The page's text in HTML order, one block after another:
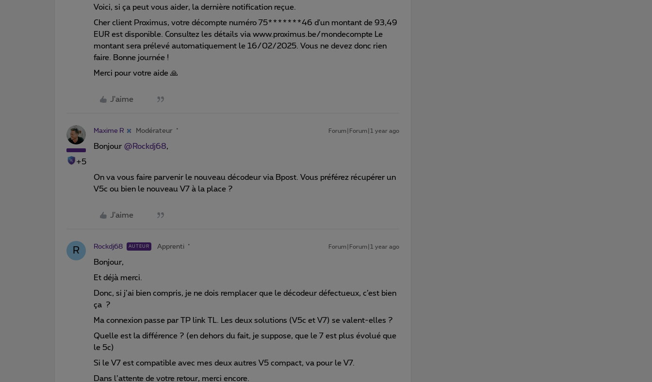
Voici, si ça peut vous aider, la dernière notification reçue.
Cher client Proximus, votre décompte numéro 75*******46 d'un montant de 93,49
EUR est disponible. Consultez les détails via www.proximus.be/mondecompte Le
montant sera prélevé automatiquement le 16/02/2025. Vous ne devez donc rien
faire. Bonne journée !
Merci pour votre aide 🙏
J'aime
+5
Maxime R Modérateur Forum|Forum|1 year ago
Bonjour ​ @Rockdj68,
On va vous faire parvenir le nouveau décodeur via Bpost. Vous préférez récupérer un
V5c ou bien le nouveau V7 à la place ?
J'aime
R Rockdj68 AUTEUR Apprenti Forum|Forum|1 year ago
Bonjour,
Et déjà merci.
Donc, si j’ai bien compris, je ne dois remplacer que le décodeur défectueux, c’est bien
ça ?
Ma connexion passe par TP link TL. Les deux solutions (V5c et V7) se valent-elles ?
Quelle est la différence ? (en dehors du fait, je suppose, que le 7 est plus évolué que
le 5c)
Si le V7 est compatible avec mes deux autres V5 compact, va pour le V7.
Dans l’attente de votre retour, merci encore.